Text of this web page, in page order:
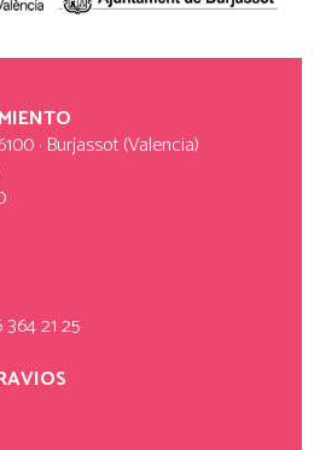
· Burjassot (Valencia)
21 25